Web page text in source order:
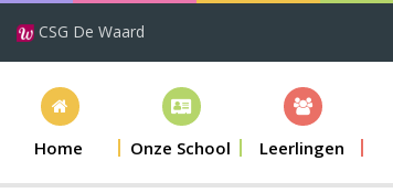
CSG De Waard
Home Onze School Leerlingen